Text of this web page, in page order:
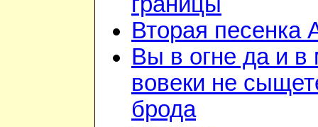
Вторая песенка
Вы в огне да и в
вовеки не
брода